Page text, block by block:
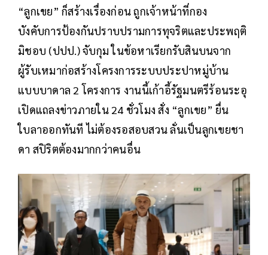
“ลูกเขย” ก็สร้างเรื่องก่อน ถูกเจ้าหน้าที่กอง
บังคับการป้องกันปราบปรามการทุจริตและประพฤติ
มิชอบ (ปปป.) จับกุม ในข้อหาเรียกรับสินบนจาก
ผู้รับเหมาก่อสร้างโครงการระบบประปาหมู่บ้าน
แบบบาดาล 2 โครงการ งานนี้เก้าอี้รัฐมนตรีร้อนระอุ
เปิดแถลงข่าวภายใน 24 ชั่วโมง สั่ง “ลูกเขย” ยื่น
ใบลาออกทันที ไม่ต้องรอสอบสวน ลั่นเป็นลูกเขยชา
ดา สปิริตต้องมากกว่าคนอื่น